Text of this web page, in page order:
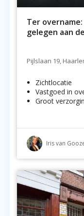
Ter
gelegen aan
Pijlslaan 19,
Zichtlocatie
Vastgoed in
Groot
Iris van